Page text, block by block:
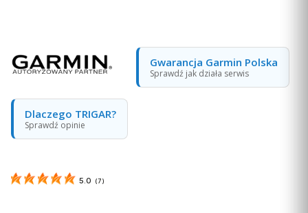
Gwarancja Garmin Polska
Sprawdź jak działa serwis
Dlaczego TRIGAR?
Sprawdź opinie
5.0 (7)